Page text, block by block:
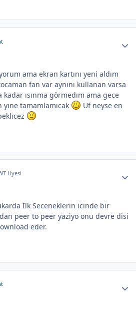
ama ekran kartını yeni aldım
fan var aynını kullanan varsa
kadar ısınma görmedım ama gece
yıne tamamlamıcak
Uf neyse en
Uyesi
İlk Seceneklerin icinde bir
peer to peer yaziyo onu devre disi
eder.